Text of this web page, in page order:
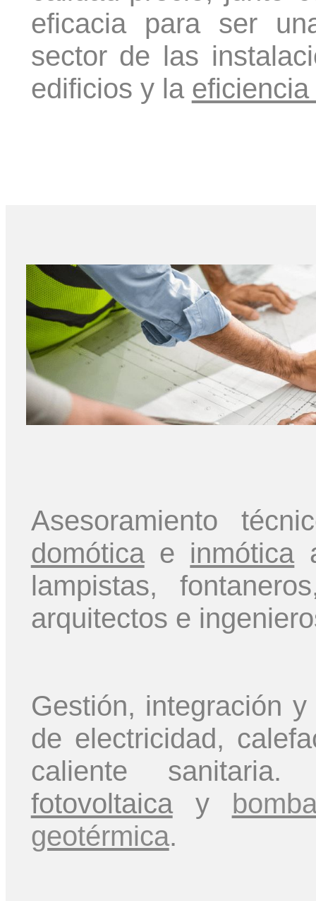
eficacia para ser
sector de las
edificios y la
Asesoramiento
domóticae inmótica
lampistas,
arquitectos e
Gestión, integración
de electricidad,
caliente
fotovoltaicay
geotérmica.